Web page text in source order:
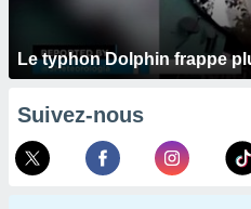
Le typhon Dolphin frappe
Suivez-nous